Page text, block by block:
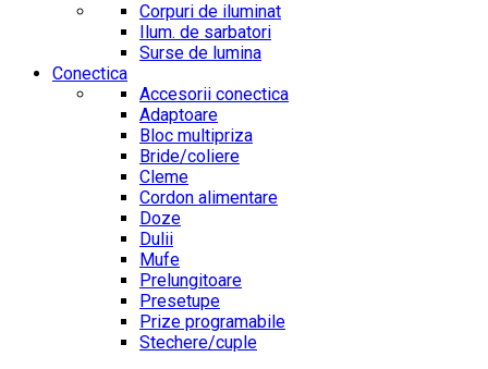
Corpuri de iluminat
Ilum. de sarbatori
Surse de lumina
Conectica
Accesorii conectica
Adaptoare
Bloc multipriza
Bride/coliere
Cleme
Cordon alimentare
Doze
Dulii
Mufe
Prelungitoare
Presetupe
Prize programabile
Stechere/cuple